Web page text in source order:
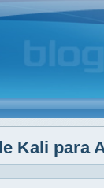
Kali para